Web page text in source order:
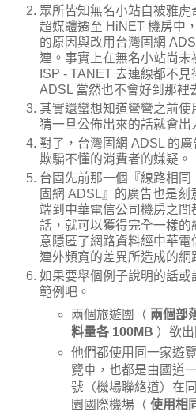
眾所皆知無名小站自被雅
超媒體遷至 HiNET 機房中
的原因與改用台灣固網
連。事實上在無名小站尚
ISP - TANET 去連線都不
ADSL 當然也不會好到那裡
其實還蠻想知道彎彎之前
猜一旦公佈出來的話就會出
對了，台灣固網 ADSL 的
欺騙不懂的消費者的嫌疑。
台固先前那一個『線路相
固網 ADSL』的廣告也是
端到中華電信公司機房之
話，就可以獲得完全一樣的
意隱匿了網路資料經中華
連外頻寬的差異所造成的網
如果要舉個例子說明的話
範例吧。
兩個旅遊團（ 兩個部
料量各 100MB ）欲
他們都使用同一家遊
覽車，也都是由國道
號（機場聯絡道）在
園國際機場（ 使用相